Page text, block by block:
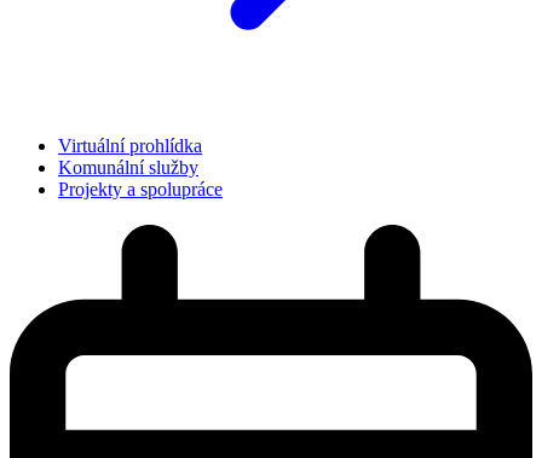
Virtuální prohlídka
Komunální služby
Projekty a spolupráce